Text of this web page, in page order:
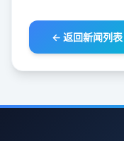
← 返回新闻列表